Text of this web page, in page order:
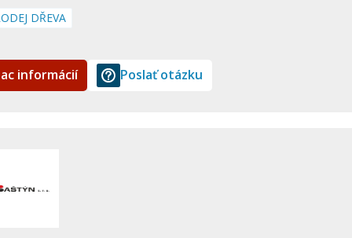
DŘEVA
informácií Poslať otázku